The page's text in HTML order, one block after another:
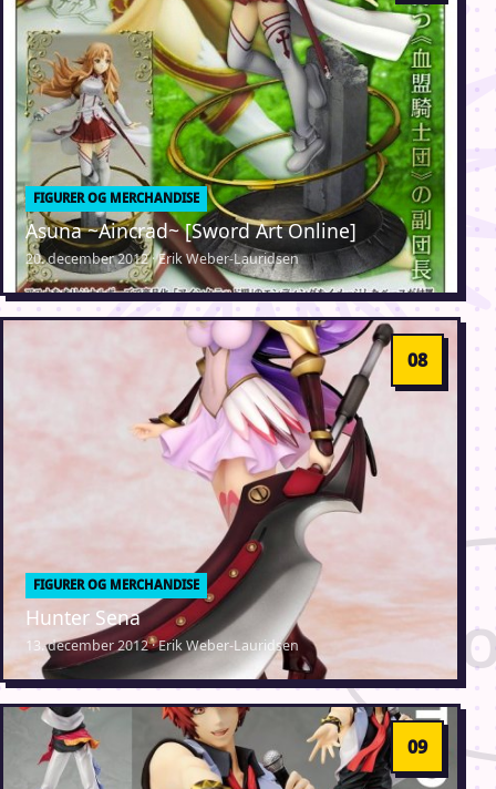
FIGURER OG MERCHANDISE
Asuna ~Aincrad~ [Sword Art Online]
20. december 2012 · Erik Weber-Lauridsen
FIGURER OG MERCHANDISE
Hunter Sena
13. december 2012 · Erik Weber-Lauridsen